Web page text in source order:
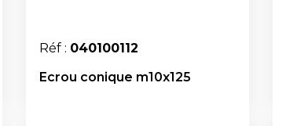
Réf : 040100112
Ecrou conique m10x125